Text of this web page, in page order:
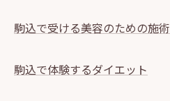
駒込で受ける美容のための施術
駒込で体験するダイエット